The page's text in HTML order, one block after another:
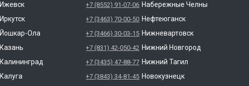
Ижевск
Иркутск
Йошкар-Ола
Казань
Калининград
Калуга
+7 (8552) 91-07-06 Набережные Челны
+7 (3463) 70-00-50 Нефтеюганск
+7 (3466) 30-03-15 Нижневартовск
+7 (831) 42-050-42 Нижний Новгород
+7 (3435) 47-88-77 Нижний Тагил
+7 (3843) 34-81-45 Новокузнецк